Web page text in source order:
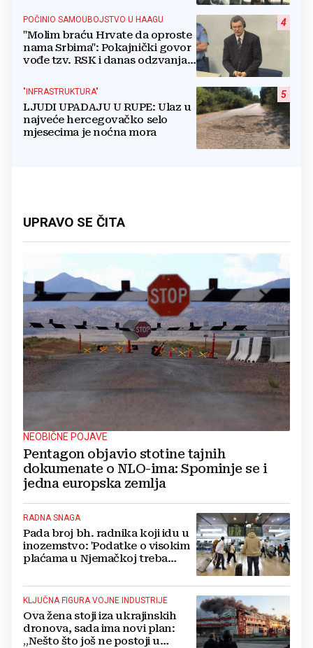
4
POČINIO SAMOUBOJSTVO U HAAGU
"Molim braću Hrvate da oproste
nama Srbima": Pokajnički govor
vođe tzv. RSK i danas odzvanja
5
"INFRASTRUKTURA"
LJUDI UPADAJU U RUPE: Ulaz u
najveće hercegovačko selo
mjesecima je noćna mora
UPRAVO SE ČITA
NEOBIČNE POJAVE
Pentagon objavio stotine tajnih
dokumenate o NLO-ima: Spominje se i
jedna europska zemlja
RADNA SNAGA
Pada broj bh. radnika koji idu u
inozemstvo: 'Podatke o visokim
plaćama u Njemačkoj treba
KLJUČNA FIGURA VOJNE INDUSTRIJE
Ova žena stoji iza ukrajinskih
dronova, sada ima novi plan:
„Nešto što još ne postoji u